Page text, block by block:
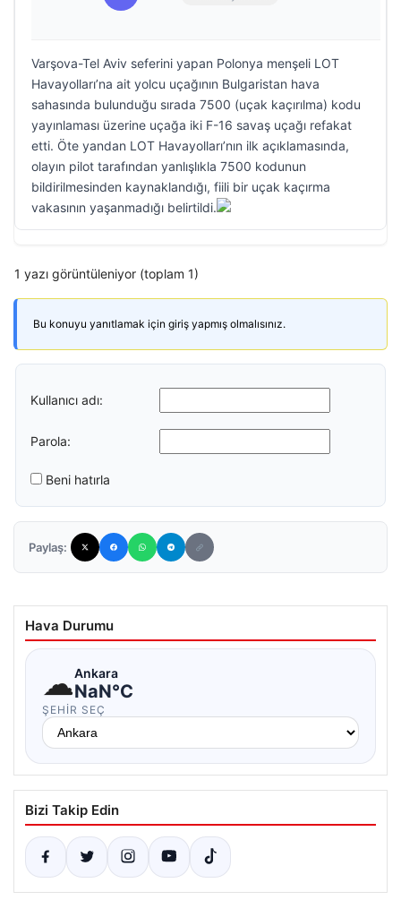
Varşova-Tel Aviv seferini yapan Polonya menşeli LOT
Havayolları’na ait yolcu uçağının Bulgaristan hava
sahasında bulunduğu sırada 7500 (uçak kaçırılma) kodu
yayınlaması üzerine uçağa iki F-16 savaş uçağı refakat
etti. Öte yandan LOT Havayolları’nın ilk açıklamasında,
olayın pilot tarafından yanlışlıkla 7500 kodunun
bildirilmesinden kaynaklandığı, fiili bir uçak kaçırma
vakasının yaşanmadığı belirtildi.
1 yazı görüntüleniyor (toplam 1)
Bu konuyu yanıtlamak için giriş yapmış olmalısınız.
Kullanıcı adı:
Parola:
Beni hatırla
Paylaş:
Hava Durumu
☁Ankara
NaN°C
ŞEHIR SEÇ
Bizi Takip Edin